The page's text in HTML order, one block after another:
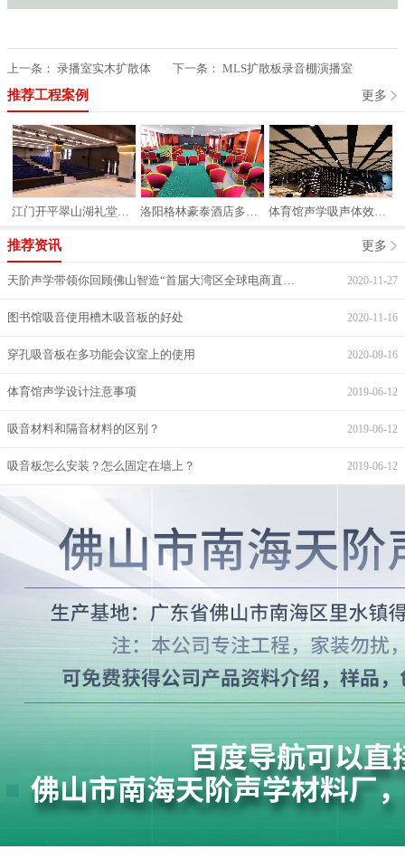
上一条： 录播室实木扩散体 下一条： MLS扩散板录音棚演播室
推荐工程案例 更多
洛阳格林豪泰酒店多功能会议厅吸音案例 体育馆声学吸声体效果及案例 体育馆墙面和顶棚吸音案例
推荐资讯 更多
天阶声学带领你回顾佛山智造“首届大湾区全球电商直采节” 2020-11-27
图书馆吸音使用槽木吸音板的好处 2020-11-16
穿孔吸音板在多功能会议室上的使用 2020-09-16
体育馆声学设计注意事项 2019-06-12
吸音材料和隔音材料的区别？ 2019-06-12
吸音板怎么安装？怎么固定在墙上？ 2019-06-12